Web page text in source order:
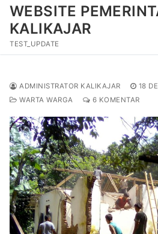
Lompat
konten
WEBSITE
KALIKAJAR
TEST_UPDATE
ADMINISTRATOR KALIKAJAR
18
WARTA WARGA
6 KOMENTAR